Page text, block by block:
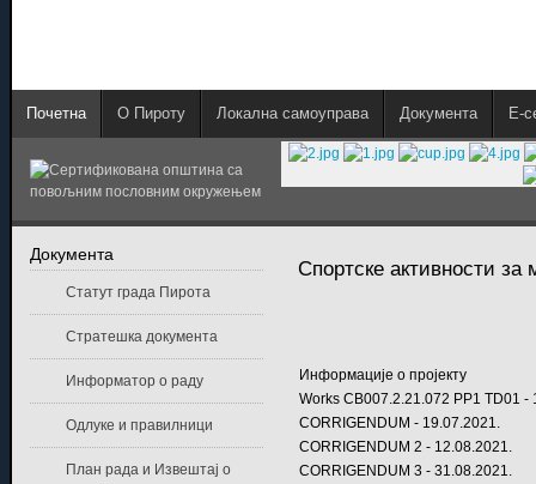
Почетна О Пироту Локална самоуправа Документа E-
Спортске активности за
Информације о пројекту
Works CB007.2.21.072 PP1 TD01 -
CORRIGENDUM - 19.07.2021.
CORRIGENDUM 2 - 12.08.2021.
CORRIGENDUM 3 - 31.08.2021.
Документа
Статут града Пирота
Стратешка документа
Информатор о раду
Одлуке и правилници
План рада и Извештај о